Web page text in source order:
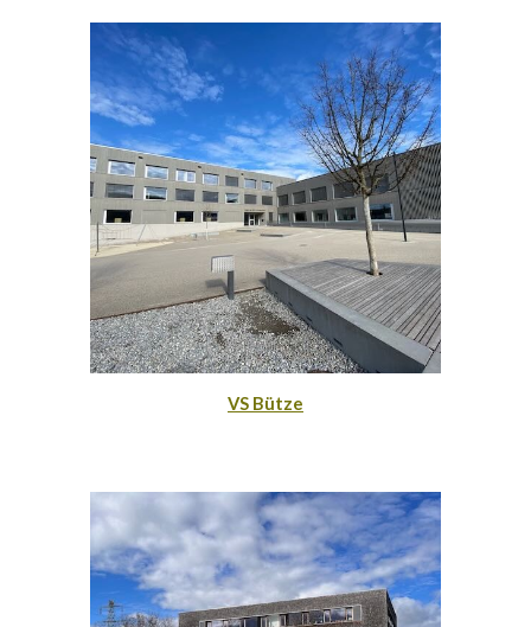
VS Bütze